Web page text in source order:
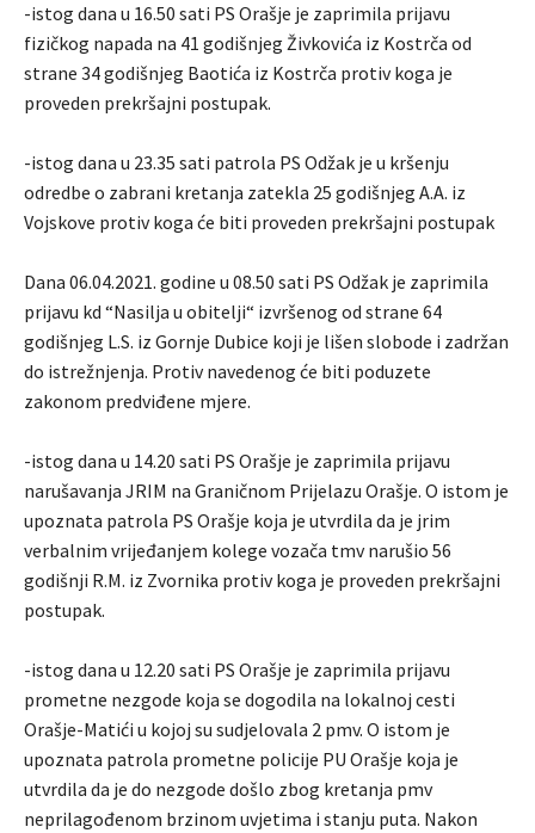
-istog dana u 16.50 sati PS Orašje je zaprimila prijavu
fizičkog napada na 41 godišnjeg Živkovića iz Kostrča od
strane 34 godišnjeg Baotića iz Kostrča protiv koga je
proveden prekršajni postupak.
-istog dana u 23.35 sati patrola PS Odžak je u kršenju
odredbe o zabrani kretanja zatekla 25 godišnjeg A.A. iz
Vojskove protiv koga će biti proveden prekršajni postupak
Dana 06.04.2021. godine u 08.50 sati PS Odžak je zaprimila
prijavu kd “Nasilja u obitelji“ izvršenog od strane 64
godišnjeg L.S. iz Gornje Dubice koji je lišen slobode i zadržan
do istrežnjenja. Protiv navedenog će biti poduzete
zakonom predviđene mjere.
-istog dana u 14.20 sati PS Orašje je zaprimila prijavu
narušavanja JRIM na Graničnom Prijelazu Orašje. O istom je
upoznata patrola PS Orašje koja je utvrdila da je jrim
verbalnim vrijeđanjem kolege vozača tmv narušio 56
godišnji R.M. iz Zvornika protiv koga je proveden prekršajni
postupak.
-istog dana u 12.20 sati PS Orašje je zaprimila prijavu
prometne nezgode koja se dogodila na lokalnoj cesti
Orašje-Matići u kojoj su sudjelovala 2 pmv. O istom je
upoznata patrola prometne policije PU Orašje koja je
utvrdila da je do nezgode došlo zbog kretanja pmv
neprilagođenom brzinom uvjetima i stanju puta. Nakon